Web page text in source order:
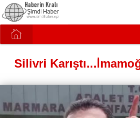
Silivri